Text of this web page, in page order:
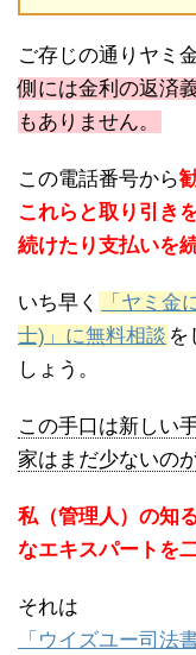
ご存じの通りヤミ
側には金利の返済
もありません。
この電話番号から
これらと取り引き
続けたり支払いを
いち早く
「ヤミ
士)」に無料相談 を
しょう。
この手口は新しい
家はまだ少ないの
私（管理人）の知
なエキスパートを
それは
「ウイズユー司法